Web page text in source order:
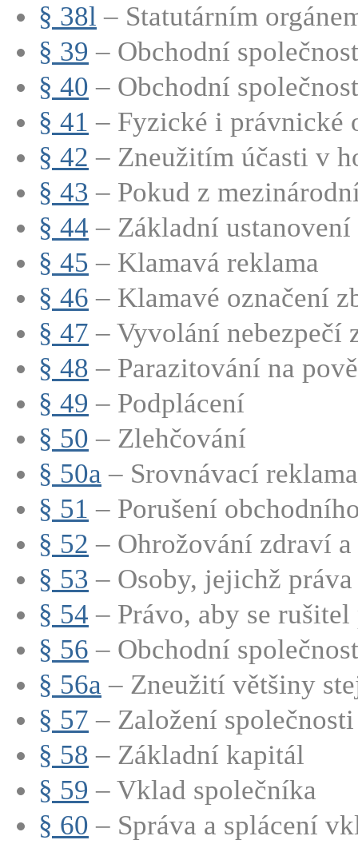
§ 38l – Statutárním
§ 39 – Obchodní
§ 40 – Obchodní
§ 41 – Fyzické i právnické
§ 42 – Zneužitím účasti v
§ 43 – Pokud z
§ 44 – Základní ustanovení
§ 45 – Klamavá reklama
§ 46 – Klamavé označení
§ 47 – Vyvolání nebezpečí
§ 48 – Parazitování na
§ 49 – Podplácení
§ 50 – Zlehčování
§ 50a – Srovnávací reklama
§ 51 – Porušení
§ 52 – Ohrožování zdraví
§ 53 – Osoby, jejichž
§ 54 – Právo, aby se
§ 56 – Obchodní
§ 56a – Zneužití většiny
§ 57 – Založení společnosti
§ 58 – Základní kapitál
§ 59 – Vklad společníka
§ 60 – Správa a splácení